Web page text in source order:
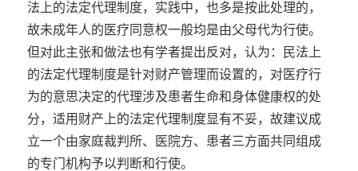
法上的法定代理制度，实践中，也多是按此处理的，
故未成年人的医疗同意权一般均是由父母代为行使。
但对此主张和做法也有学者提出反对，认为：民法上
的法定代理制度是针对财产管理而设置的，对医疗行
为的意思决定的代理涉及患者生命和身体健康权的处
分，适用财产上的法定代理制度显有不妥，故建议成
立一个由家庭裁判所、医院方、患者三方面共同组成
的专门机构予以判断和行使。